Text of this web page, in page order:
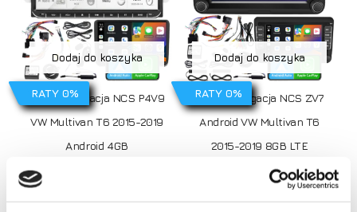
RATY 0%
Dodaj do koszyka
Radio Nawigacja NCS P4V9
VW Multivan T6 2015-2019
Android 4GB
RATY 0%
Dodaj do koszyka
Radio Nawigacja NCS ZV7
Android VW Multivan T6
2015-2019 8GB LTE
1390,00zł